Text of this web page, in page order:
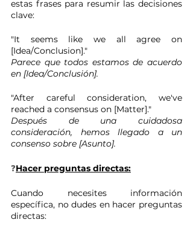
estas frases para resumir las decisiones
clave:
"It seems like we all agree on
[Idea/Conclusion]."
Parece que todos estamos de acuerdo
en [Idea/Conclusión].
"After careful consideration, we've
reached a consensus on [Matter]."
Después de una cuidadosa
consideración, hemos llegado a un
consenso sobre [Asunto].
❓Hacer preguntas directas:
Cuando necesites información
específica, no dudes en hacer preguntas
directas: